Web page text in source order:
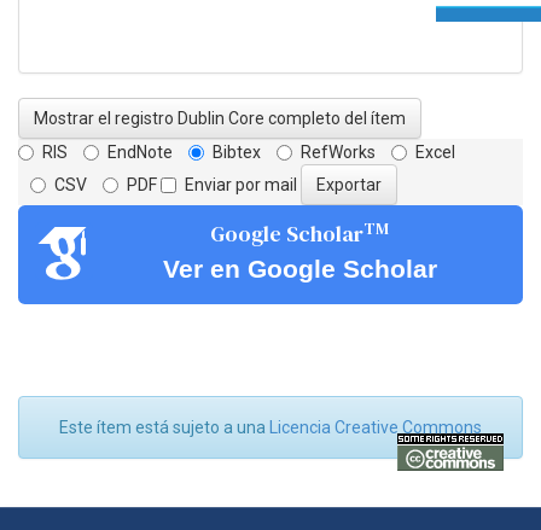
Mostrar el registro Dublin Core completo del ítem
RIS
EndNote Bibtex RefWorks
Excel
CSV
PDF Enviar por mail
Google ScholarTM
Ver en Google Scholar
Este ítem está sujeto a una Licencia Creative Commons